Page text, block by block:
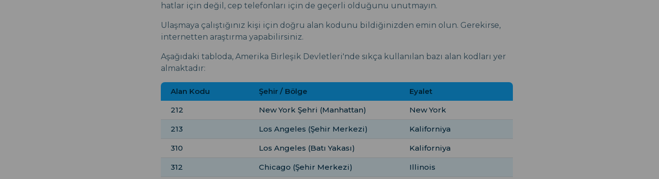
hatlar için değil, cep telefonları için de geçerli olduğunu unutmayın.
Ulaşmaya çalıştığınız kişi için doğru alan kodunu bildiğinizden emin olun. Gerekirse,
internetten araştırma yapabilirsiniz.
Aşağıdaki tabloda, Amerika Birleşik Devletleri'nde sıkça kullanılan bazı alan kodları yer
almaktadır:
Alan Kodu Şehir / Bölge
Eyalet
212
New York Şehri (Manhattan) New York
213 Los Angeles (Şehir Merkezi) Kaliforniya
310 Los Angeles (Batı Yakası) Kaliforniya
312 Chicago (Şehir Merkezi) Illinois